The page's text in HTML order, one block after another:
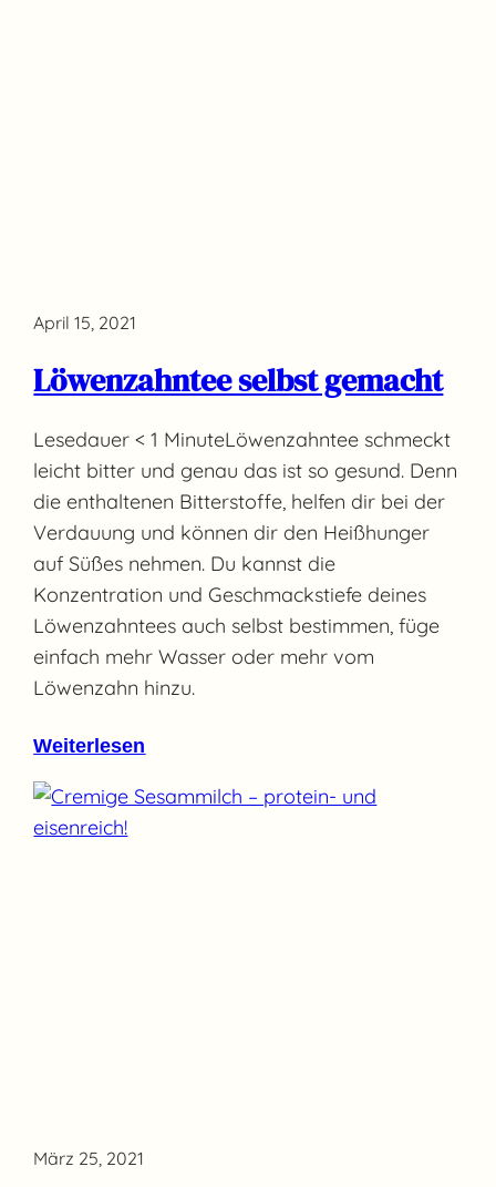
April 15, 2021
Löwenzahntee selbst gemacht
Lesedauer < 1 MinuteLöwenzahntee schmeckt
leicht bitter und genau das ist so gesund. Denn
die enthaltenen Bitterstoffe, helfen dir bei der
Verdauung und können dir den Heißhunger
auf Süßes nehmen. Du kannst die
Konzentration und Geschmackstiefe deines
Löwenzahntees auch selbst bestimmen, füge
einfach mehr Wasser oder mehr vom
Löwenzahn hinzu.
Weiterlesen
März 25, 2021